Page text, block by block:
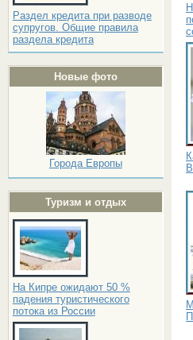
Раздел кредита при разводе
супругов. Общие правила
раздела кредита
Новые фото
Города Европы
Туризм и отдых
На Кипре ожидают 50 %
падения туристического
потока из России